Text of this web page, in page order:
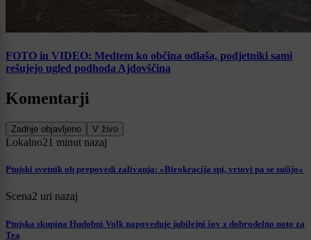
FOTO in VIDEO: Medtem ko občina odlaša, podjetniki sami
rešujejo ugled podhoda Ajdovščina
Komentarji
Zadnje objavljeno V živo
Lokalno21 minut nazaj
Ptujski svetnik ob prepovedi zalivanja: »Birokracija spi, vrtovi pa se sušijo«
Scena2 uri nazaj
Ptujska skupina Hudobni Volk napoveduje jubilejni šov z dobrodelno noto za
Tea